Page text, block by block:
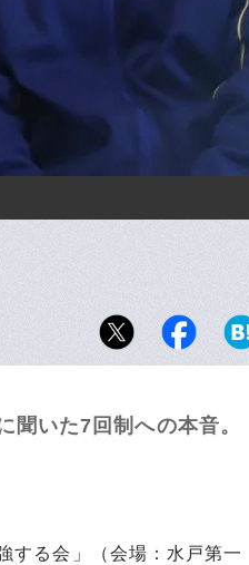
聞いた7回制への本音。
る会」（会場：水戸第一